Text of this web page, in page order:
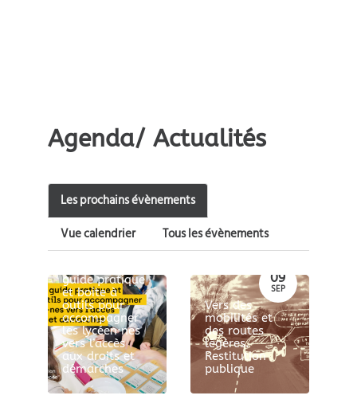
Agenda/ Actualités
Les prochains évènements
Vue calendrier
Tous les évènements
25
AOU
Webinaire
guide pratique
et boite à
outils pour
accompagner
les lycéen·nes
vers l’accès
aux droits et
démarches
09
SEP
Vers des
mobilités et
des routes
légères.
Restitution
publique